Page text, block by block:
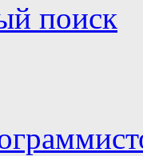
поиск